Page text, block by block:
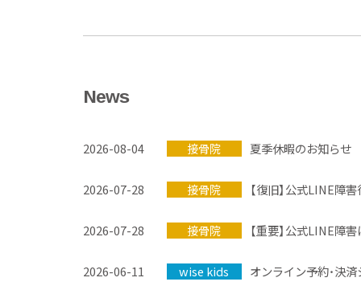
News
2026-08-04 接骨院 夏季休暇のお知らせ
2026-07-28 接骨院 【復旧】公式LINE障
2026-07-28 接骨院
2026-06-11 wise kids